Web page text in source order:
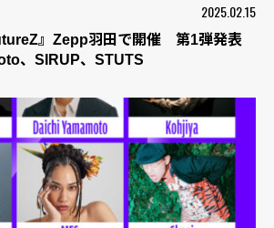
2025.02.15
』Zepp羽田で開催 第1弾発表
、SIRUP、STUTS